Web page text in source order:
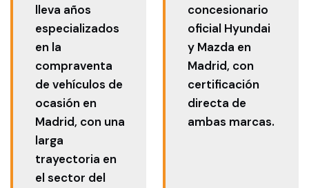
lleva años
especializados
en la
compraventa
de vehículos de
ocasión en
Madrid, con una
larga
trayectoria en
el sector del
concesionario
oficial Hyundai
y Mazda en
Madrid, con
certificación
directa de
ambas marcas.